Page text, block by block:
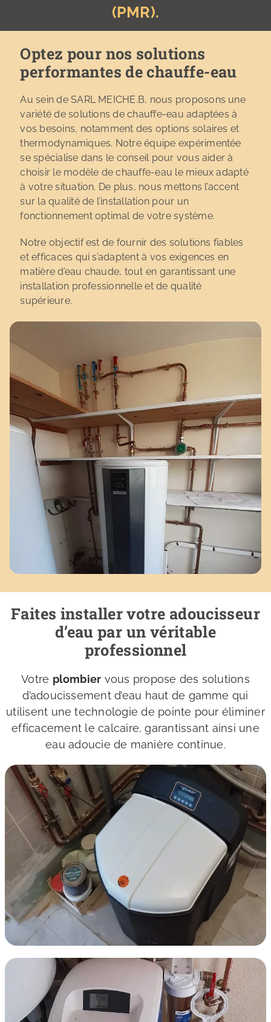
(PMR).
Optez pour nos solutions
performantes de chauffe-eau
Au sein de SARL MEICHE.B, nous proposons une
variété de solutions de chauffe-eau adaptées à
vos besoins, notamment des options solaires et
thermodynamiques. Notre équipe expérimentée
se spécialise dans le conseil pour vous aider à
choisir le modèle de chauffe-eau le mieux adapté
à votre situation. De plus, nous mettons l’accent
sur la qualité de l’installation pour un
fonctionnement optimal de votre système.
Notre objectif est de fournir des solutions fiables
et efficaces qui s’adaptent à vos exigences en
matière d’eau chaude, tout en garantissant une
installation professionnelle et de qualité
supérieure.
Faites installer votre adoucisseur
d’eau par un véritable
professionnel
Votre plombier vous propose des solutions
d’adoucissement d’eau haut de gamme qui
utilisent une technologie de pointe pour éliminer
efficacement le calcaire, garantissant ainsi une
eau adoucie de manière continue.